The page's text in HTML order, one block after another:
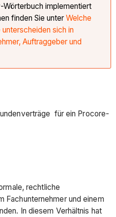
implementiert
finden Sie unterWelche
sich in
Auftraggeber und
für ein Procore-
rechtliche
Fachunternehmer und einem
In diesem Verhältnis hat